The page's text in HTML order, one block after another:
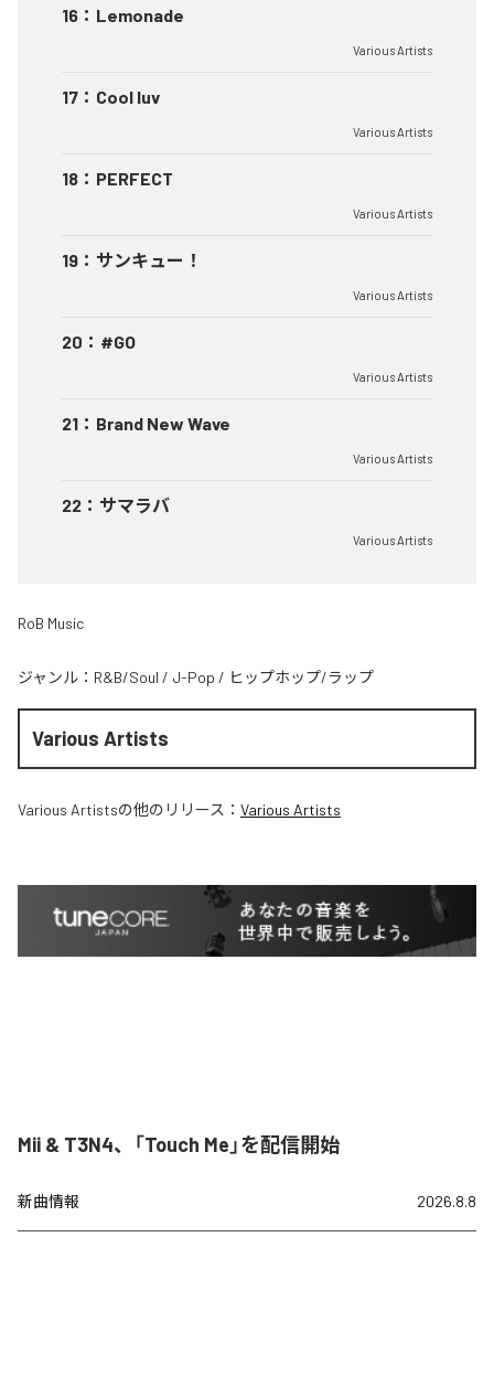
16 ： Lemonade
Various Artists
17 ： Cool luv
Various Artists
18 ： PERFECT
Various Artists
19 ： サンキュー！
Various Artists
20 ： #GO
Various Artists
21 ： Brand New Wave
Various Artists
22 ： サマラバ
Various Artists
RoB Music
ジャンル： R&B/Soul / J-Pop / ヒップホップ/ラップ
Various Artists
Various Artistsの他のリリース： Various Artists
Mii & T3N4、「Touch Me」を配信開始
新曲情報 2026.8.8